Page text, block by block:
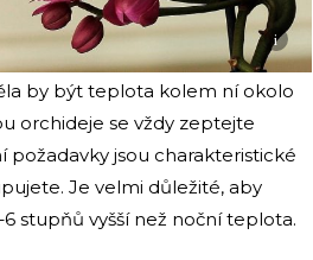
i
by být teplota kolem ní okolo
orchideje se vždy zeptejte
požadavky jsou charakteristické
Je velmi důležité, aby
stupňů vyšší než noční teplota.